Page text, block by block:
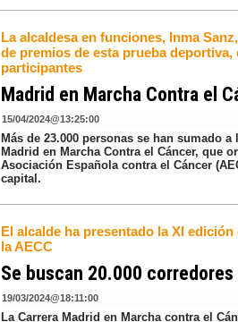
La alcaldesa en funciones, Inma
de premios de esta prueba
participantes
Madrid en Marcha Contra el
15/04/2024@13:25:00
Más de 23.000 personas se han sumado
Madrid en Marcha Contra el Cáncer, que
Asociación Española contra el Cáncer
capital.
El alcalde ha presentado la XI
la AECC
Se buscan 20.000
19/03/2024@18:11:00
La Carrera Madrid en Marcha contra el